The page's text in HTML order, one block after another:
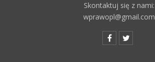
Skontaktuj się z nami:
wprawopl@gmail.com